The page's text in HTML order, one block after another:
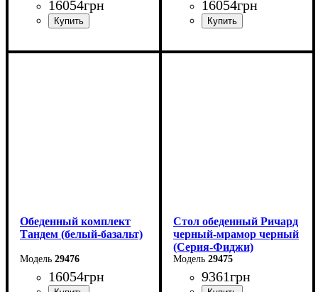
16054грн 16054грн
Обеденный комплект
Тандем (белый-базальт)
29476
16054грн
Стол обеденный Ричард
черный-мрамор черный
(Серия-Фиджи)
29475
9361грн